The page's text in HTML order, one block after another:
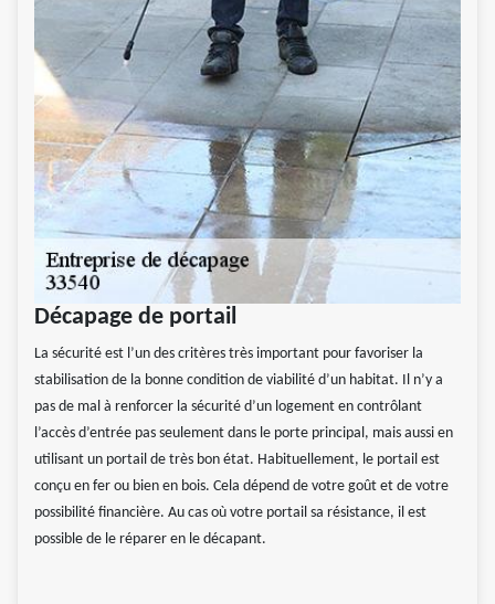
Décapage de portail
La sécurité est l’un des critères très important pour favoriser la
stabilisation de la bonne condition de viabilité d’un habitat. Il n’y a
pas de mal à renforcer la sécurité d’un logement en contrôlant
l’accès d’entrée pas seulement dans le porte principal, mais aussi en
utilisant un portail de très bon état. Habituellement, le portail est
conçu en fer ou bien en bois. Cela dépend de votre goût et de votre
possibilité financière. Au cas où votre portail sa résistance, il est
possible de le réparer en le décapant.